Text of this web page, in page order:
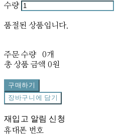
수량
품절된 상품입니다.
주문 수량
0개
총 상품 금액 0원
구매하기
장바구니에 담기
재입고 알림 신청
휴대폰 번호